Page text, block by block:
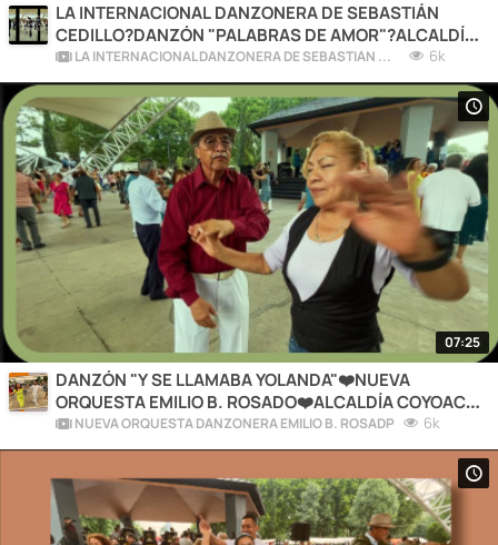
LA INTERNACIONAL DANZONERA DE SEBASTIÁN
CEDILLO?DANZÓN "PALABRAS DE AMOR"?ALCALDÍA
COYOACÁN?CDMX
LA INTERNACIONAL DANZONERA DE SEBASTIÁN CEDILLO 6k
07:25
DANZÓN "Y SE LLAMABA YOLANDA"❤️NUEVA
ORQUESTA EMILIO B. ROSADO❤️ALCALDÍA COYOACÁN
❤️CIUDAD DE MÉXICO
NUEVA ORQUESTA DANZONERA EMILIO B. ROSADP 6k